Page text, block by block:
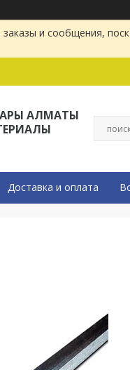
и сообщения,
АЛМАТЫ
Доставка и оплата